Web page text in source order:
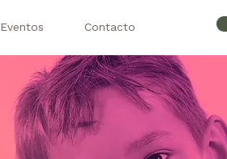
Eventos Contacto